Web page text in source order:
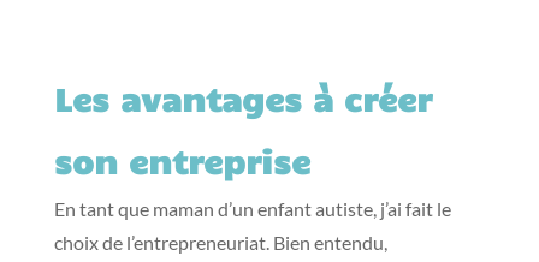
Les avantages à créer
son entreprise
En tant que maman d’un enfant autiste, j’ai fait le
choix de l’entrepreneuriat. Bien entendu,